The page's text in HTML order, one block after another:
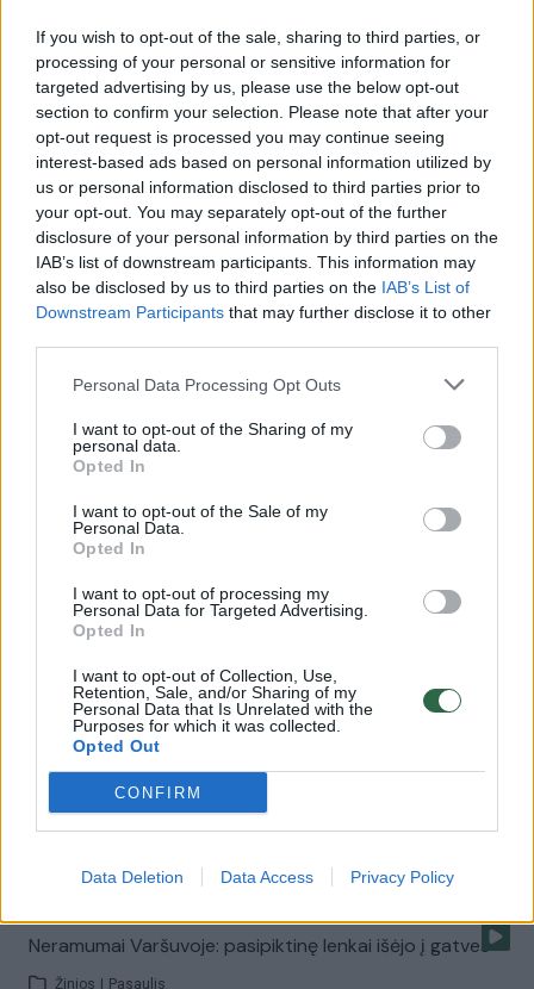
If you wish to opt-out of the sale, sharing to third parties, or
processing of your personal or sensitive information for
targeted advertising by us, please use the below opt-out
section to confirm your selection. Please note that after your
opt-out request is processed you may continue seeing
interest-based ads based on personal information utilized by
us or personal information disclosed to third parties prior to
your opt-out. You may separately opt-out of the further
disclosure of your personal information by third parties on the
IAB’s list of downstream participants. This information may
also be disclosed by us to third parties on the IAB’s List of
Downstream Participants that may further disclose it to other
Personal Data Processing Opt Outs
I want to opt-out of the Sharing of my
personal data.
Opted In
I want to opt-out of the Sale of my
Personal Data.
Opted In
I want to opt-out of processing my
Personal Data for Targeted Advertising.
Opted In
I want to opt-out of Collection, Use,
Retention, Sale, and/or Sharing of my
Personal Data that Is Unrelated with the
Purposes for which it was collected.
Opted Out
CONFIRM
Data Deletion Data Access Privacy Policy
00:03:33
Ukrainos atkovotose teritorijose – šokiruojantys
radiniai: aptinkama vis daugiau kapaviečių
Žinios | Pasaulis
00:03:20
Tikslo link: Ukraina iš Rusijos pajėgų atkovojo 2 tūkst.
kvadratinių kilometrų teritorijos
Žinios | Pasaulis
V. Zelenskis griežtai atkirto siūlantiesiems perleisti
Žinios | Pasaulis
00:00:32
Penkios valstybės pasidalino Kaspijos jūrą: Iranas
laikomas susitarimo pralaimėtoju
Žinios | Pasaulis
Karvės kelionės istorija – nuklydusi į Serbijos teritoriją
vos liko gyva
Žinios | Pasaulis
Neramumai Varšuvoje: pasipiktinę lenkai išėjo į gatves
Žinios Pasaulis